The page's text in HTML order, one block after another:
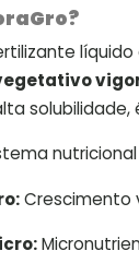
líquido
solubilidade,
Crescimento